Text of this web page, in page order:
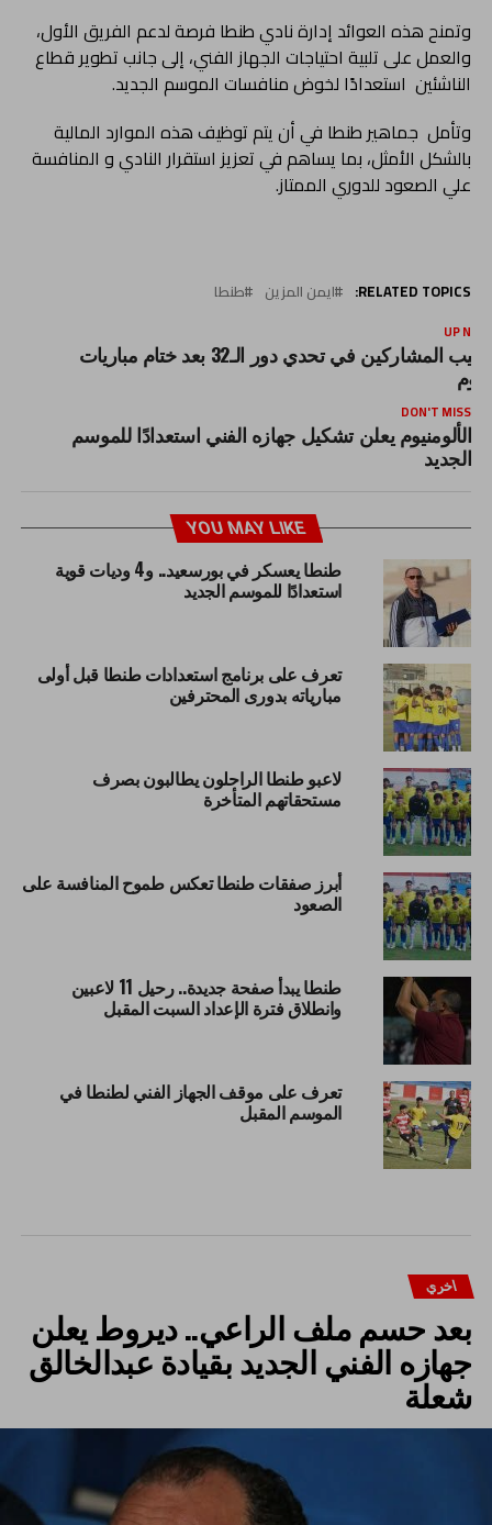
وتمنح هذه العوائد إدارة نادي طنطا فرصة لدعم الفريق الأول،
والعمل على تلبية احتياجات الجهاز الفني، إلى جانب تطوير قطاع
الناشئين استعدادًا لخوض منافسات الموسم الجديد.
وتأمل جماهير طنطا في أن يتم توظيف هذه الموارد المالية
بالشكل الأمثل، بما يساهم في تعزيز استقرار النادي و المنافسة
علي الصعود للدوري الممتاز.
RELATED TOPICS: ايمن المزين طنطا
UP
ترتيب المشاركين في تحدي دور الـ32 بعد ختام مباريات
DON'T MISS
الألومنيوم يعلن تشكيل جهازه الفني استعدادًا للموسم
الجديد
YOU MAY LIKE
طنطا يعسكر في بورسعيد.. و4 وديات قوية
استعدادًا للموسم الجديد
تعرف على برنامج استعدادات طنطا قبل أولى
مبارياته بدورى المحترفين
لاعبو طنطا الراحلون يطالبون بصرف
مستحقاتهم المتأخرة
أبرز صفقات طنطا تعكس طموح المنافسة على
الصعود
طنطا يبدأ صفحة جديدة.. رحيل 11 لاعبين
وانطلاق فترة الإعداد السبت المقبل
تعرف على موقف الجهاز الفني لطنطا في
الموسم المقبل
اخري
بعد حسم ملف الراعي.. ديروط يعلن
جهازه الفني الجديد بقيادة عبدالخالق
شعلة